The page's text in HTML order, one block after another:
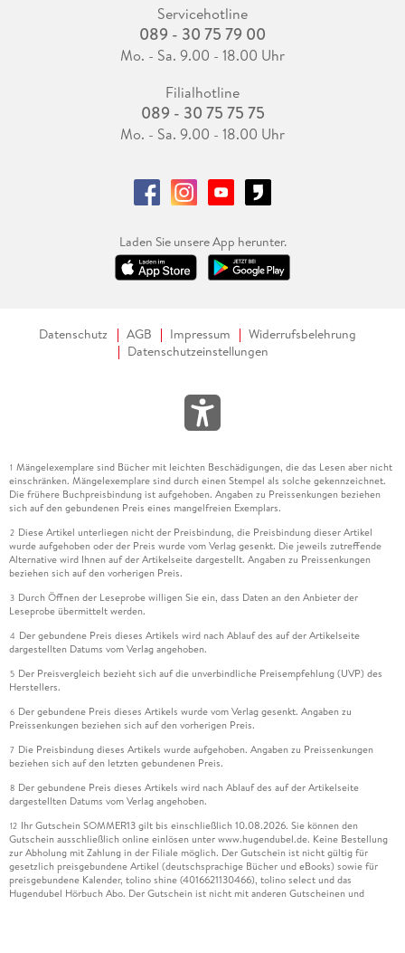
Servicehotline
089 - 30 75 79 00
Mo. - Sa. 9.00 - 18.00 Uhr
Filialhotline
089 - 30 75 75 75
Mo. - Sa. 9.00 - 18.00 Uhr
Laden Sie unsere App herunter.
Datenschutz AGB Impressum
Widerrufsbelehrung
Datenschutzeinstellungen
1 Mängelexemplare sind Bücher mit leichten Beschädigungen, die das Lesen aber nicht
einschränken. Mängelexemplare sind durch einen Stempel als solche gekennzeichnet.
Die frühere Buchpreisbindung ist aufgehoben. Angaben zu Preissenkungen beziehen
sich auf den gebundenen Preis eines mangelfreien Exemplars.
2 Diese Artikel unterliegen nicht der Preisbindung, die Preisbindung dieser Artikel
wurde aufgehoben oder der Preis wurde vom Verlag gesenkt. Die jeweils zutreffende
Alternative wird Ihnen auf der Artikelseite dargestellt. Angaben zu Preissenkungen
beziehen sich auf den vorherigen Preis.
3 Durch Öffnen der Leseprobe willigen Sie ein, dass Daten an den Anbieter der
Leseprobe übermittelt werden.
4 Der gebundene Preis dieses Artikels wird nach Ablauf des auf der Artikelseite
dargestellten Datums vom Verlag angehoben.
5 Der Preisvergleich bezieht sich auf die unverbindliche Preisempfehlung (UVP) des
Herstellers.
6 Der gebundene Preis dieses Artikels wurde vom Verlag gesenkt. Angaben zu
Preissenkungen beziehen sich auf den vorherigen Preis.
7 Die Preisbindung dieses Artikels wurde aufgehoben. Angaben zu Preissenkungen
beziehen sich auf den letzten gebundenen Preis.
8 Der gebundene Preis dieses Artikels wird nach Ablauf des auf der Artikelseite
dargestellten Datums vom Verlag angehoben.
12 Ihr Gutschein SOMMER13 gilt bis einschließlich 10.08.2026. Sie können den
Gutschein ausschließlich online einlösen unter www.hugendubel.de. Keine Bestellung
zur Abholung mit Zahlung in der Filiale möglich. Der Gutschein ist nicht gültig für
gesetzlich preisgebundene Artikel (deutschsprachige Bücher und eBooks) sowie für
preisgebundene Kalender, tolino shine (4016621130466), tolino select und das
Hugendubel Hörbuch Abo. Der Gutschein ist nicht mit anderen Gutscheinen und